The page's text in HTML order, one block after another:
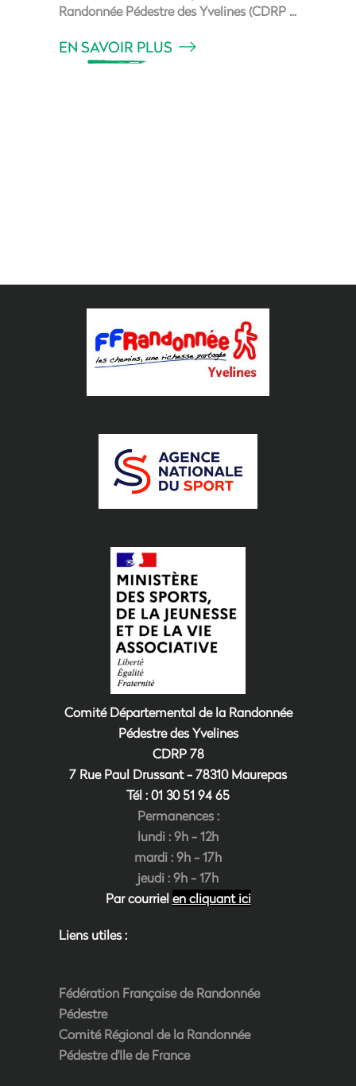
Randonnée Pédestre des Yvelines (CDRP
EN SAVOIR PLUS
Comité Départemental de la Randonnée
Pédestre des Yvelines
CDRP 78
7 Rue Paul Drussant - 78310 Maurepas
Tél : 01 30 51 9465
Permanences :
lundi : 9h - 12h
mardi : 9h - 17h
jeudi : 9h - 17h
Par courrielen cliquant ici
Liens utiles :
Fédération Française de Randonnée
Pédestre
Comité Régional de la Randonnée
Pédestre d'Ile de France